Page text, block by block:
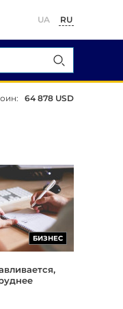
UA RU
64 878 USD
БИЗНЕС